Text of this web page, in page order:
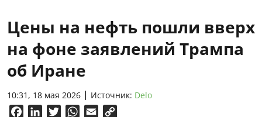
Цены на нефть пошли вверх
на фоне заявлений Трампа
об Иране
10:31, 18 мая 2026 Источник: Delo
FacebookLinkedInTwitterWhatsApp
Email